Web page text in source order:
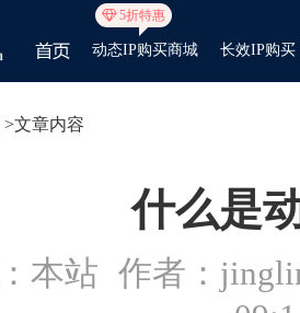
5折特惠
动态IP购买商城 长效IP购买
>文章内容
什么是
本站 作者：